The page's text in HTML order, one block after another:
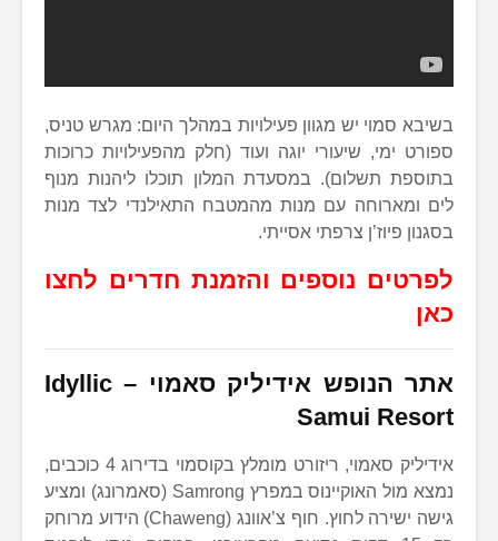
בשיבא סמוי יש מגוון פעילויות במהלך היום: מגרש טניס,
ספורט ימי, שיעורי יוגה ועוד (חלק מהפעילויות כרוכות
בתוספת תשלום). במסעדת המלון תוכלו ליהנות מנוף
לים ומארוחה עם מנות מהמטבח התאילנדי לצד מנות
בסגנון פיוז’ן צרפתי אסייתי.
לפרטים נוספים והזמנת חדרים לחצו
כאן
אתר הנופש אידיליק סאמוי – Idyllic
Samui Resort
אידיליק סאמוי, ריזורט מומלץ בקוסמוי בדירוג 4 כוכבים,
נמצא מול האוקיינוס במפרץ Samrong (סאמרונג) ומציע
גישה ישירה לחוץ. חוף צ’אוונג (Chaweng) הידוע מרוחק